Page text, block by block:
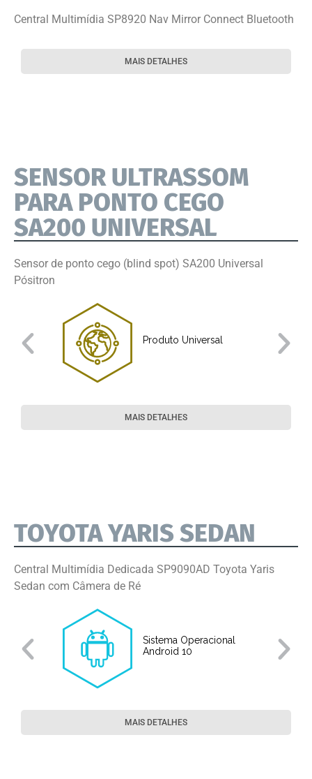
Central Multimídia SP8920 Nav Mirror Connect Bluetooth
MAIS DETALHES
SENSOR ULTRASSOM
PARA PONTO CEGO
SA200 UNIVERSAL
Sensor de ponto cego (blind spot) SA200 Universal
Pósitron
Produto Universal
MAIS DETALHES
TOYOTA YARIS SEDAN
Central Multimídia Dedicada SP9090AD Toyota Yaris
Sedan com Câmera de Ré
Sistema Operacional
Android 10
MAIS DETALHES